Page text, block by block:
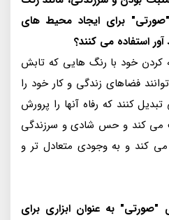
برای ایجاد محیط های
استفاده می کنند؟
کردن خود با رنگ هایی که تابش
فضاهای زندگی و کار خود را
کنند که رفاه آنها را پرورش
می کند و حس شادی و سرزندگی
می کند و به وجودی متعادل تر و
"صورتی" به عنوان ابزاری برای